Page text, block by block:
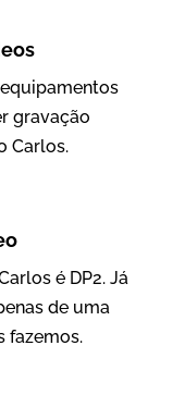
gravação
Carlos.
é DP2. Já
de uma
fazemos.